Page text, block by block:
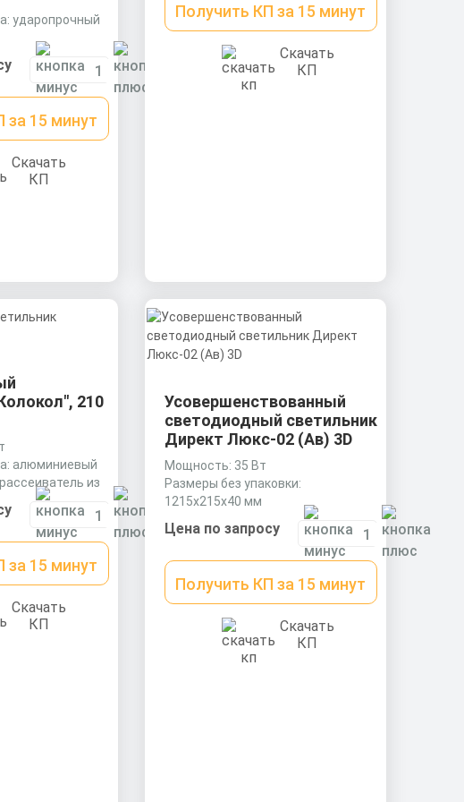
ударопрочный
за 15 минут
Скачать
КП
Получить КП за 15 минут
Скачать
КП
210
алюминиевый
из
за 15 минут
Скачать
КП
Усовершенствованный
светодиодный светильник
Директ Люкс-02 (Ав) 3D
Мощность: 35 Вт
Размеры без упаковки:
1215х215х40 мм
Световой поток: 3750 лм
Цена по запросу
Получить КП за 15 минут
Скачать
КП